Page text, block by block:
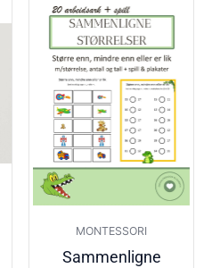
MONTESSORI
Sammenligne